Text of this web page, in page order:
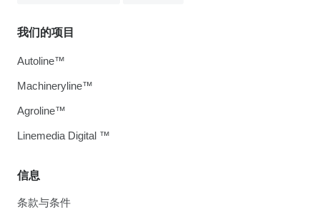
信息
条款与条件
我们的项目
Autoline™
Machineryline™
Agroline™
Linemedia Digital ™